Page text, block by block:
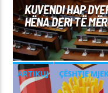
KUVENDI HAP
HËNA DERI TË
ARTIKUJ ÇËSHTJE